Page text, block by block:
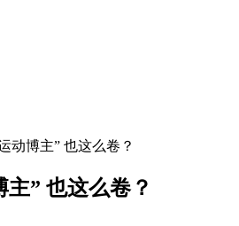
动博主” 也这么卷？
” 也这么卷？